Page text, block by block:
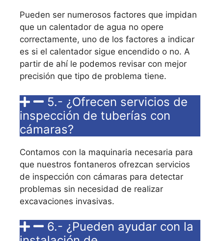
Pueden ser numerosos factores que impidan
que un calentador de agua no opere
correctamente, uno de los factores a indicar
es si el calentador sigue encendido o no. A
partir de ahí le podemos revisar con mejor
precisión que tipo de problema tiene.
5.- ¿Ofrecen servicios de
inspección de tuberías con
cámaras?
Contamos con la maquinaria necesaria para
que nuestros fontaneros ofrezcan servicios
de inspección con cámaras para detectar
problemas sin necesidad de realizar
excavaciones invasivas.
6.- ¿Pueden ayudar con la